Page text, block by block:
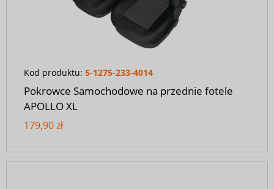
Kod produktu: 5-1275-233-4014
Pokrowce Samochodowe na przednie fotele
APOLLO XL
179,90 zł